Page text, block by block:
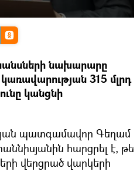
նախարարը
315 մլրդ
կանցնի
պատգամավոր Գեղամ
հարցրել է, թե
վերցրած վարկերի